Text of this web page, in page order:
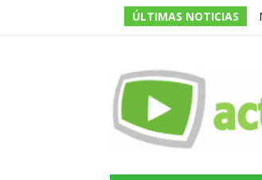
ÚLTIMAS NOTICIAS